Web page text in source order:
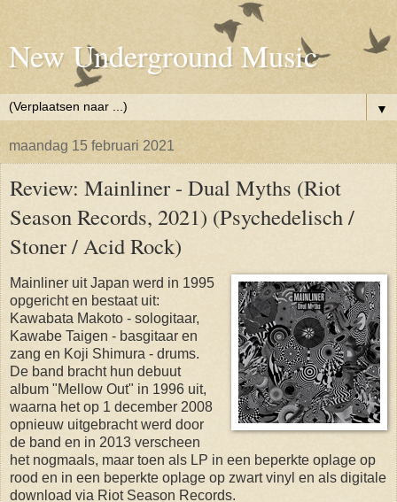
New Underground Music
▼
maandag 15 februari 2021
Review: Mainliner - Dual Myths (Riot
Season Records, 2021) (Psychedelisch /
Stoner / Acid Rock)
Mainliner uit Japan werd in 1995
opgericht en bestaat uit:
Kawabata Makoto - sologitaar,
Kawabe Taigen - basgitaar en
zang en Koji Shimura - drums.
De band bracht hun debuut
album "Mellow Out" in 1996 uit,
waarna het op 1 december 2008
opnieuw uitgebracht werd door
de band en in 2013 verscheen
het nogmaals, maar toen als LP in een beperkte oplage op
rood en in een beperkte oplage op zwart vinyl en als digitale
download via Riot Season Records.